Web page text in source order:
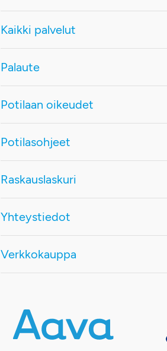
Kaikki palvelut
Palaute
Potilaan oikeudet
Potilasohjeet
Raskauslaskuri
Yhteystiedot
Verkkokauppa